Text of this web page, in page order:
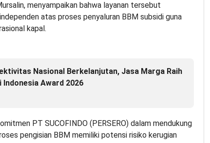
menyampaikan bahwa layanan tersebut
atas proses penyaluran BBM subsidi guna
kapal.
Nasional Berkelanjutan, Jasa Marga Raih
Award 2026
PT SUCOFINDO (PERSERO) dalam mendukung
pengisian BBM memiliki potensi risiko kerugian